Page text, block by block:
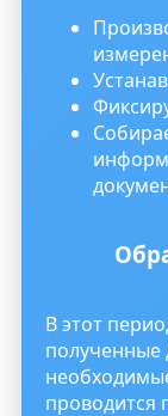
В этот
полученные
проводится